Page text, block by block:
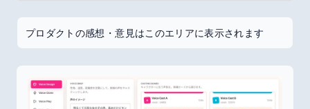
プロダクトの感想・意見はこのエリアに表示されます